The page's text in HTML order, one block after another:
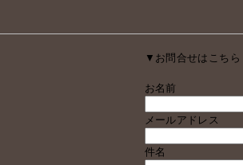
▼お問合せはこちら
お名前
メールアドレス
件名